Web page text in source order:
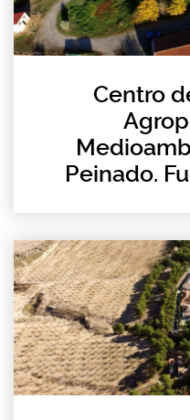
Centro
Peinado.